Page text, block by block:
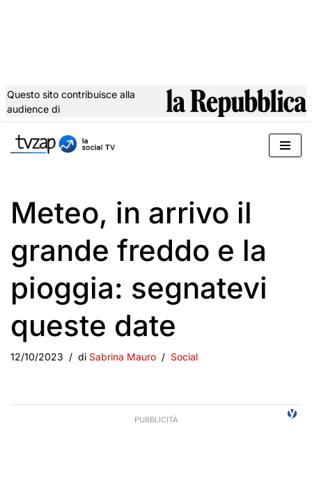
al
Questo sito contribuisce alla
audience di
Meteo, in arrivo il
grande freddo e la
pioggia: segnatevi
queste date
12/10/2023 di Sabrina Mauro Social